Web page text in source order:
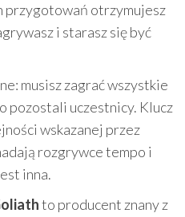
przygotowań otrzymujesz
i starasz się być
musisz zagrać wszystkie
pozostali uczestnicy. Klucz
wskazanej przez
rozgrywce tempo i
inna.
to producent znany z